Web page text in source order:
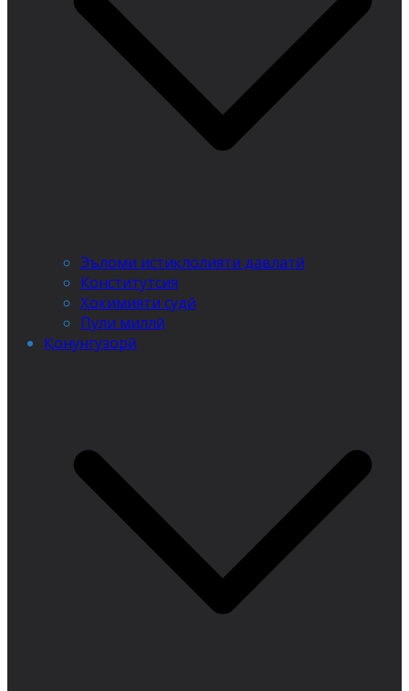
Эъломи истиқлолияти давлатӣ
Конститутсия
Ҳокимияти судӣ
Пули миллӣ
Қонунгузорӣ